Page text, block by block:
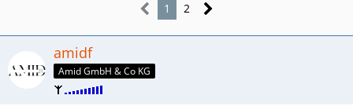
1 2
amidf
Amid GmbH & Co KG